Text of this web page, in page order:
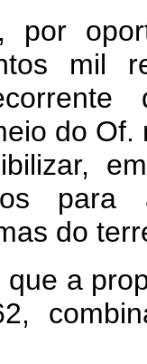
por
mil
do Of.
para
do
que a